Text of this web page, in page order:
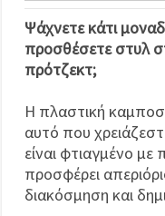
Ψάχνετε κάτι
προσθέσετε στυλ
πρότζεκτ;
Η πλαστική
αυτό που
είναι φτιαγμένο
προσφέρει
διακόσμηση και